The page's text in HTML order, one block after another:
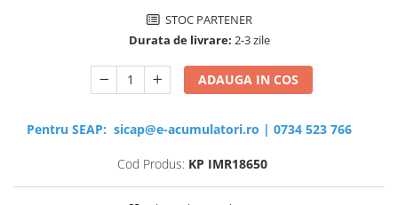
STOC PARTENER
Durata de livrare: 2-3 zile
ADAUGA IN COS
Pentru SEAP: sicap@e-acumulatori.ro | 0734 523 766
Cod Produs: KP IMR18650